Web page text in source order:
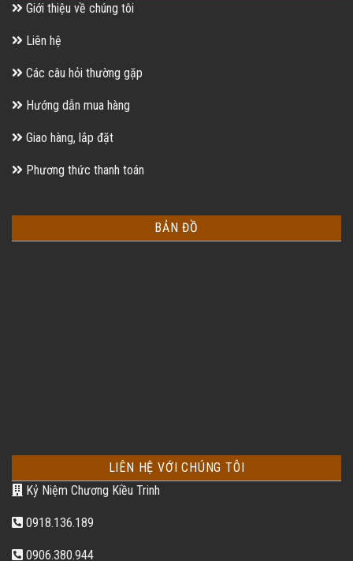
Giới thiệu về chúng tôi
Liên hệ
Các câu hỏi thường gặp
Hướng dẫn mua hàng
Giao hàng, lắp đặt
Phương thức thanh toán
BẢN ĐỒ
LIÊN HỆ VỚI CHÚNG TÔI
Kỷ Niệm Chương Kiều Trinh
0918.136.189
0906.380.944